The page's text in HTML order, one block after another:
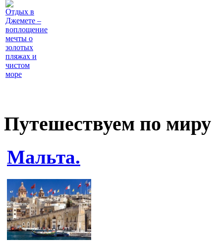
Отдых в
Джемете –
воплощение
мечты о
золотых
пляжах и
чистом
море
Путешествуем по миру
Мальта.